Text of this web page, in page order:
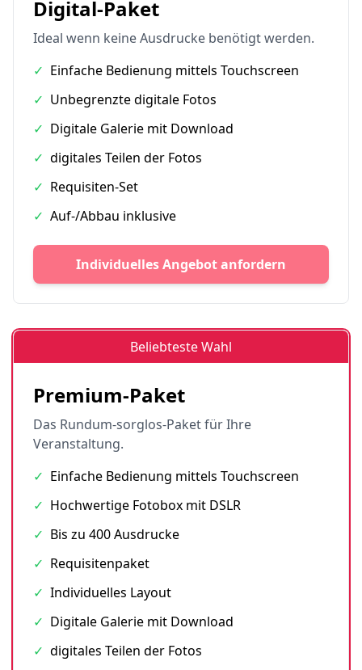
Digital-Paket
Ideal wenn keine Ausdrucke benötigt werden.
✓ Einfache Bedienung mittels Touchscreen
✓ Unbegrenzte digitale Fotos
✓ Digitale Galerie mit Download
✓ digitales Teilen der Fotos
✓ Requisiten-Set
✓ Auf-/Abbau inklusive
Individuelles Angebot anfordern
Beliebteste Wahl
Premium-Paket
Das Rundum-sorglos-Paket für Ihre
Veranstaltung.
✓ Einfache Bedienung mittels Touchscreen
✓ Hochwertige Fotobox mit DSLR
✓ Bis zu 400 Ausdrucke
✓ Requisitenpaket
✓ Individuelles Layout
✓ Digitale Galerie mit Download
✓ digitales Teilen der Fotos